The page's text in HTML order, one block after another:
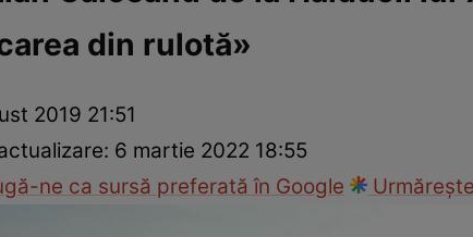
româneștiInterviurile Click!
din rulotă»
2019 21:51
6 martie 2022 18:55
ne ca sursă preferată în Google